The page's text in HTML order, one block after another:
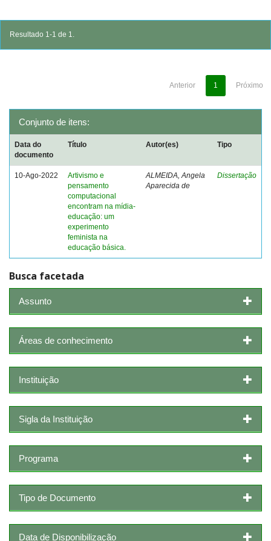
Resultado 1-1 de 1.
Anterior 1 Próximo
Conjunto de itens:
Data do
documento
Título Autor(es) Tipo
10-Ago-2022
Artivismo e
pensamento
computacional
encontram na mídia-
educação: um
experimento
feminista na
educação básica.
ALMEIDA, Angela
Aparecida de
Dissertação
Busca facetada
Assunto
Áreas de conhecimento
Instituição
Sigla da Instituição
Programa
Tipo de Documento
Data de Disponibilização